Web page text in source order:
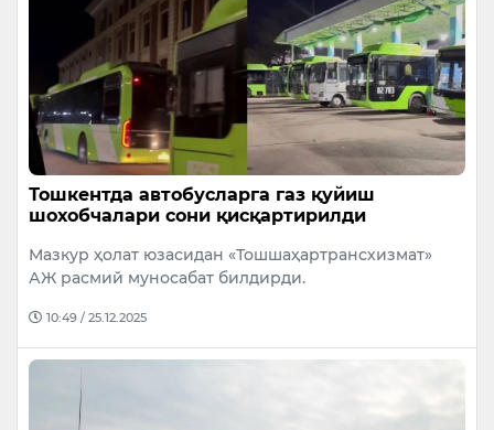
Тошкентда автобусларга газ қуйиш
шохобчалари сони қисқартирилди
Мазкур ҳолат юзасидан «Тошшаҳартрансхизмат»
АЖ расмий муносабат билдирди.
10:49 / 25.12.2025